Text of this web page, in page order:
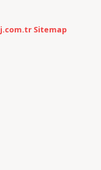
Sitemap